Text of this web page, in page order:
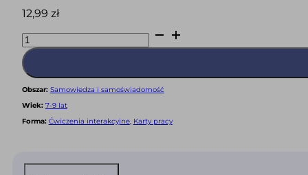
12,99 zł
Gotowe
Scenariusze
do
zajęć
Treningu
Społecznych
dla
dzieci
w
Obszar: Samowiedza i samoświadomość
Wiek: 7-9 lat
Forma: Ćwiczenia interakcyjne, Karty pracy